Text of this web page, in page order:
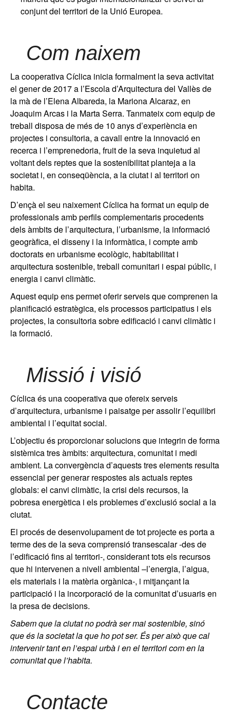
conjunt del territori de la Unió Europea.
Com naixem
La cooperativa Cíclica inicia formalment la seva activitat
el gener de 2017 a l’Escola d’Arquitectura del Vallès de
la mà de l’Elena Albareda, la Mariona Alcaraz, en
Joaquim Arcas i la Marta Serra. Tanmateix com equip de
treball disposa de més de 10 anys d’experiència en
projectes i consultoria, a cavall entre la innovació en
recerca i l’emprenedoria, fruit de la seva inquietud al
voltant dels reptes que la sostenibilitat planteja a la
societat i, en conseqüència, a la ciutat i al territori on
habita.
D’ençà el seu naixement Cíclica ha format un equip de
professionals amb perfils complementaris procedents
dels àmbits de l’arquitectura, l’urbanisme, la informació
geogràfica, el disseny i la informàtica, i compte amb
doctorats en urbanisme ecològic, habitabilitat i
arquitectura sostenible, treball comunitari i espai públic, i
energia i canvi climàtic.
Aquest equip ens permet oferir serveis que comprenen la
planificació estratègica, els processos participatius i els
projectes, la consultoria sobre edificació i canvi climàtic i
la formació.
Missió i visió
Cíclica és una cooperativa que ofereix serveis
d’arquitectura, urbanisme i paisatge per assolir l’equilibri
ambiental i l’equitat social.
L’objectiu és proporcionar solucions que integrin de forma
sistèmica tres àmbits: arquitectura, comunitat i medi
ambient. La convergència d’aquests tres elements resulta
essencial per generar respostes als actuals reptes
globals: el canvi climàtic, la crisi dels recursos, la
pobresa energètica i els problemes d’exclusió social a la
ciutat.
El procés de desenvolupament de tot projecte es porta a
terme des de la seva comprensió transescalar -des de
l’edificació fins al territori-, considerant tots els recursos
que hi intervenen a nivell ambiental –l’energia, l’aigua,
els materials i la matèria orgànica-, i mitjançant la
participació i la incorporació de la comunitat d’usuaris en
la presa de decisions.
Sabem que la ciutat no podrà ser mai sostenible, sinó
que és la societat la que ho pot ser. És per això que cal
intervenir tant en l’espai urbà i en el territori com en la
comunitat que l’habita.
Contacte